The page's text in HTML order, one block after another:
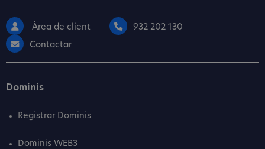
Àrea de client
932 202 130
Contactar
Dominis
Registrar Dominis
Dominis WEB3